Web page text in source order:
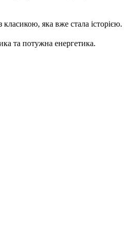
яка вже стала історією.
та потужна енергетика.